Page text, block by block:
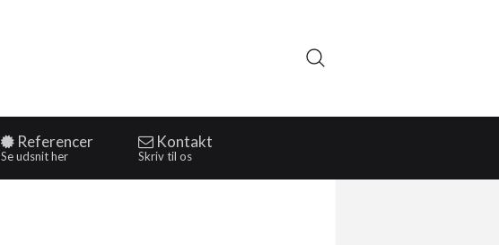
Referencer
Se udsnit her
Kontakt
Skriv til os